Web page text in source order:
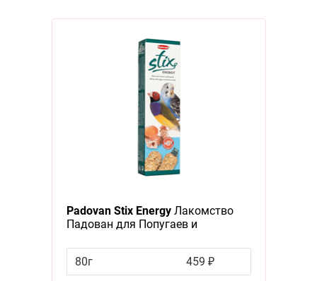
Padovan Stix EnergyЛакомство
Падован для Попугаев и
повышения Энергичности
80г 459 ₽